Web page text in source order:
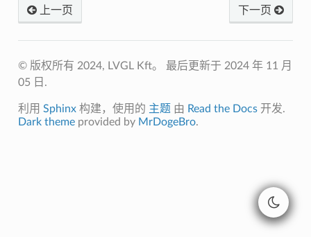
上一页 下一页
© 版权所有 2024, LVGL Kft。 最后更新于 2024 年 11 月
05 日.
利用 Sphinx构建，使用的 主题 由 Read the Docs开发.
Dark themeprovided by MrDogeBro.